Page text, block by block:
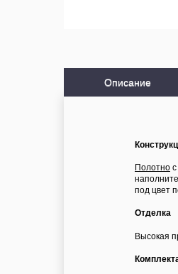
Описание
Полотно
под цвет
Отделка
Высокая